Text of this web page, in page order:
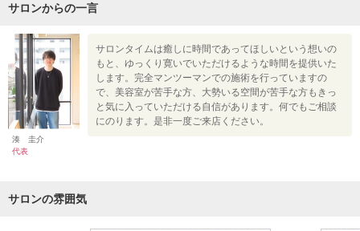
サロンからの一言
湊 圭介
代表
サロンタイムは癒しに時間であってほしいという想いの
もと、ゆっくり寛いでいただけるような時間を提供いた
します。完全マンツーマンでの施術を行っていますの
で、美容室が苦手な方、大勢いる空間が苦手な方もきっ
と気に入っていただける自信があります。何でもご相談
にのります。是非一度ご来店ください。
サロンの雰囲気